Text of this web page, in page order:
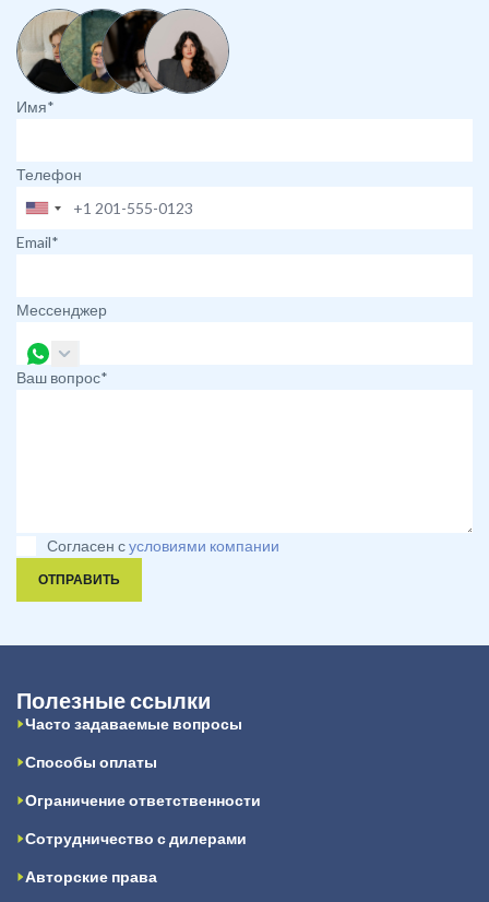
Имя*
Телефон
Email*
Мессенджер
Ваш вопрос*
Согласен сусловиями компании
ОТПРАВИТЬ
Полезные ссылки
Часто задаваемые вопросы
Способы оплаты
Ограничение ответственности
Сотрудничество с дилерами
Авторские права